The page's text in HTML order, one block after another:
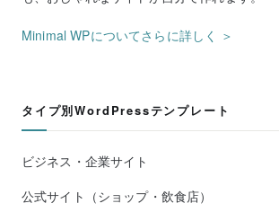
Minimal WPについてさらに詳しく ＞
タイプ別WordPressテンプレート
ビジネス・企業サイト
公式サイト（ショップ・飲食店）